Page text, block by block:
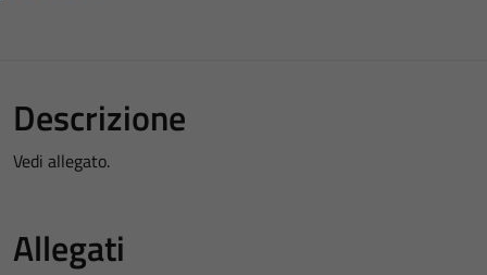
Descrizione
Vedi allegato.
Allegati